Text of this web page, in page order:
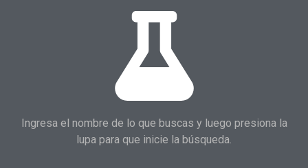
Ingresa el nombre de lo que buscas y luego presiona la
lupa para que inicie la búsqueda.